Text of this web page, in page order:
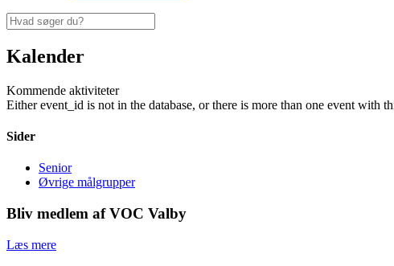
Kalender
Kommende aktiviteter
Either event_id is not in the database, or there is more than one event with
Sider
Senior
Øvrige målgrupper
Bliv medlem af VOC Valby
Læs mere